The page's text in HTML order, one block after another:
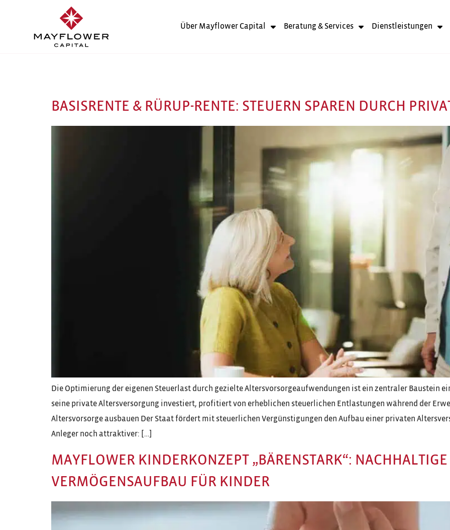
Über Mayflower Capital Beratung & Services Dienstleistungen
BASISRENTE & RÜRUP-RENTE: STEUERN SPAREN DURCH
Die Optimierung der eigenen Steuerlast durch gezielte Altersvorsorgeaufwendungen ist ein zentraler Baustein
seine private Altersversorgung investiert, profitiert von erheblichen steuerlichen Entlastungen während der
Altersvorsorge ausbauen Der Staat fördert mit steuerlichen Vergünstigungen den Aufbau einer privaten
Anleger noch attraktiver: […]
MAYFLOWER KINDERKONZEPT „BÄRENSTARK“:
VERMÖGENSAUFBAU FÜR KINDER